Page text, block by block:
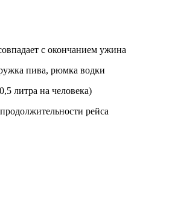
с окончанием ужина
пива, рюмка водки
литра на человека)
рейса